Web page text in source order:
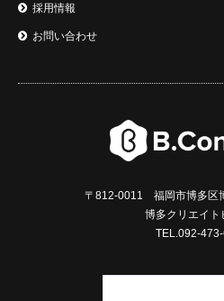
採用情報
お問い合わせ
〒812-0011 福岡市博多区
博多クリエイト
TEL.092-